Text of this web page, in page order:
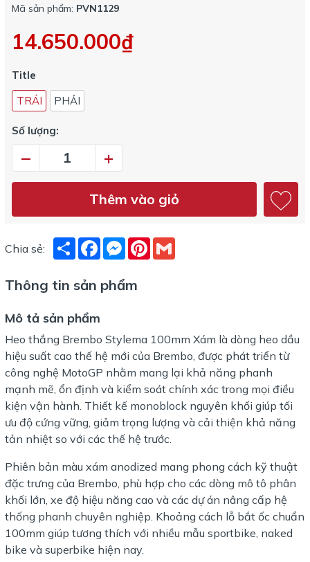
Mã sản phẩm: PVN1129
14.650.000₫
Title
TRÁI
PHẢI
Số lượng:
– +
Thêm vào giỏ
Chia sẻ: ShareFacebookMessenger
Pinterest
Thông tin sản phẩm
Mô tả sản phẩm
Heo thắng Brembo Stylema 100mm Xám là dòng heo dầu
hiệu suất cao thế hệ mới của Brembo, được phát triển từ
công nghệ MotoGP nhằm mang lại khả năng phanh
mạnh mẽ, ổn định và kiểm soát chính xác trong mọi điều
kiện vận hành. Thiết kế monoblock nguyên khối giúp tối
ưu độ cứng vững, giảm trọng lượng và cải thiện khả năng
tản nhiệt so với các thế hệ trước.
Phiên bản màu xám anodized mang phong cách kỹ thuật
đặc trưng của Brembo, phù hợp cho các dòng mô tô phân
khối lớn, xe độ hiệu năng cao và các dự án nâng cấp hệ
thống phanh chuyên nghiệp. Khoảng cách lỗ bắt ốc chuẩn
100mm giúp tương thích với nhiều mẫu sportbike, naked
bike và superbike hiện nay.